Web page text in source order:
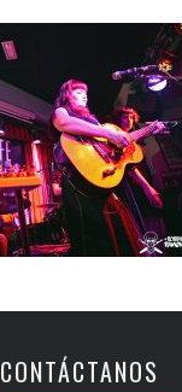
CONTÁCTANOS